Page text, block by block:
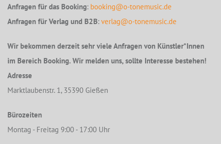
Anfragen für das Booking: booking@o-tonemusic.de
Anfragen für Verlag und B2B: verlag@o-tonemusic.de
Wir bekommen derzeit sehr viele Anfragen von Künstler*Innen
im Bereich Booking. Wir melden uns, sollte Interesse bestehen!
Adresse
Marktlaubenstr. 1, 35390 Gießen
Bürozeiten
Montag - Freitag 9:00 - 17:00 Uhr